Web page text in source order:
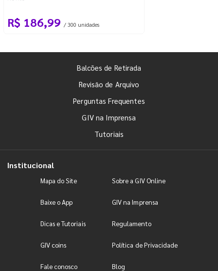
R$ 186,99 / 300 unidades
Balcões de Retirada
Revisão de Arquivo
Perguntas Frequentes
GIV na Imprensa
Tutoriais
Institucional
Mapa do Site Sobre a GIV Online
Baixe o App GIV na Imprensa
Dicas e Tutoriais Regulamento
GIV coins Política de Privacidade
Fale conosco Blog